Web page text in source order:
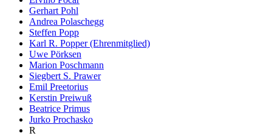
Gerhart Pohl
Andrea Polaschegg
Steffen Popp
Karl R. Popper (Ehrenmitglied)
Uwe Pörksen
Marion Poschmann
Siegbert S. Prawer
Emil Preetorius
Kerstin Preiwuß
Beatrice Primus
Jurko Prochasko
R